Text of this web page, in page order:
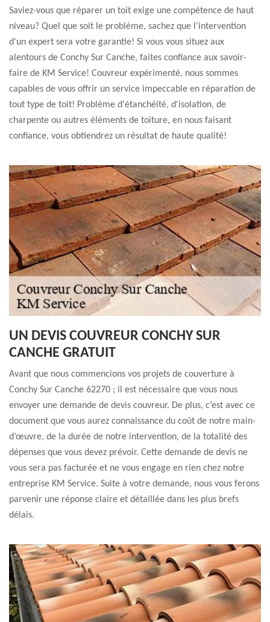
Saviez-vous que réparer un toit exige une compétence de haut
niveau? Quel que soit le problème, sachez que l'intervention
d'un expert sera votre garantie! Si vous vous situez aux
alentours de Conchy Sur Canche, faites confiance aux savoir-
faire de KM Service! Couvreur expérimenté, nous sommes
capables de vous offrir un service impeccable en réparation de
tout type de toit! Problème d'étanchéité, d'isolation, de
charpente ou autres éléments de toiture, en nous faisant
confiance, vous obtiendrez un résultat de haute qualité!
UN DEVIS COUVREUR CONCHY SUR
CANCHE GRATUIT
Avant que nous commencions vos projets de couverture à
Conchy Sur Canche 62270 ; il est nécessaire que vous nous
envoyer une demande de devis couvreur. De plus, c’est avec ce
document que vous aurez connaissance du coût de notre main-
d’œuvre, de la durée de notre intervention, de la totalité des
dépenses que vous devez prévoir. Cette demande de devis ne
vous sera pas facturée et ne vous engage en rien chez notre
entreprise KM Service. Suite à votre demande, nous vous ferons
parvenir une réponse claire et détaillée dans les plus brefs
délais.